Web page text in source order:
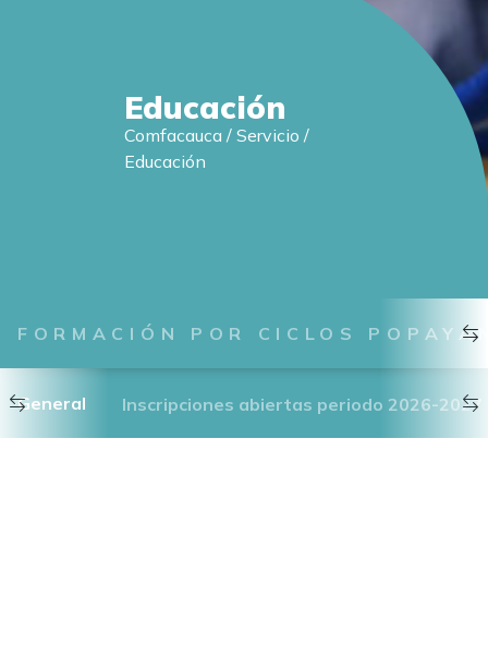
Educación
Comfacauca / Servicio /
Educación
FORMACIÓN POR CICLOS
General Inscripciones abiertas periodo 2026-2027